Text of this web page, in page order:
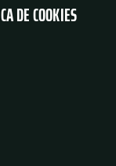
DE COOKIES